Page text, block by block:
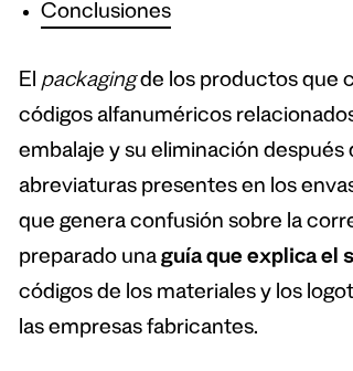
Conclusiones
El packagingde los productos que
códigos alfanuméricos
embalaje y su eliminación
abreviaturas presentes en los
que genera confusión sobre la
preparado unaguía que explica el
códigos de los materiales y los
las empresas fabricantes.